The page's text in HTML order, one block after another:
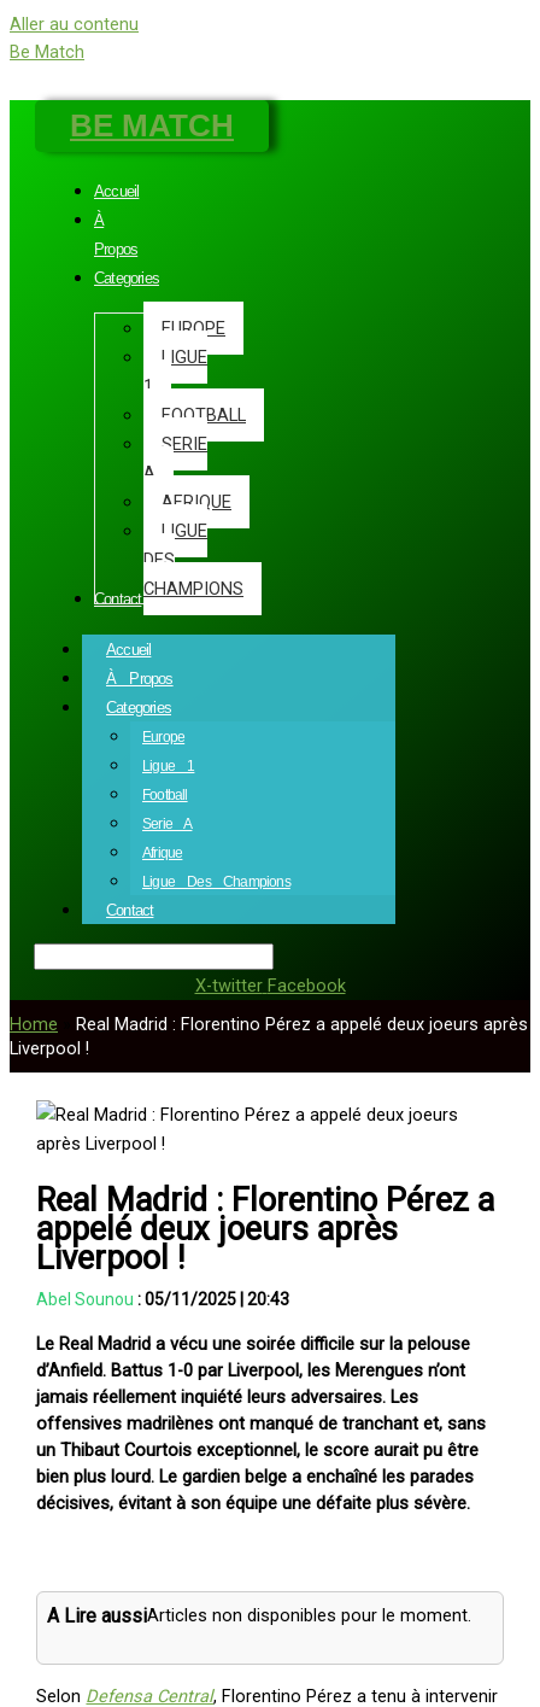
Aller au contenu
Be Match
BE MATCH
Accueil
À
Propos
Categories
EUROPE
LIGUE
1
FOOTBALL
SERIE
A
AFRIQUE
LIGUE
DES
CHAMPIONS
Contact
Accueil
À Propos
Categories
Europe
Ligue 1
Football
Serie A
Afrique
Ligue Des Champions
Contact
X-twitter Facebook
Home
Real Madrid : Florentino Pérez a appelé deux joeurs après
Liverpool !
Real Madrid : Florentino Pérez a
appelé deux joeurs après
Liverpool !
Abel Sounou :05/11/2025|20:43
Le Real Madrid a vécu une soirée difficile sur la pelouse
d’Anfield. Battus 1-0 par Liverpool, les Merengues n’ont
jamais réellement inquiété leurs adversaires. Les
offensives madrilènes ont manqué de tranchant et, sans
un Thibaut Courtois exceptionnel, le score aurait pu être
bien plus lourd. Le gardien belge a enchaîné les parades
décisives, évitant à son équipe une défaite plus sévère.
A Lire aussiArticles non disponibles pour le moment.
Selon Defensa Central, Florentino Pérez a tenu à intervenir